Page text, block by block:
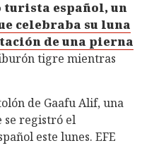
turista español, un
celebraba su luna
de una pierna
tigre mientras
de Gaafu Alif, una
se registró el
este lunes. EFE